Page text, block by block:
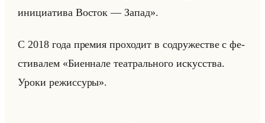
инициатива Восток — Запад».
С 2018 года пре­мия про­хо­дит в со­дру­же­стве с фе­
сти­ва­лем «Биеннале театрального искусства.
Уроки режиссуры».